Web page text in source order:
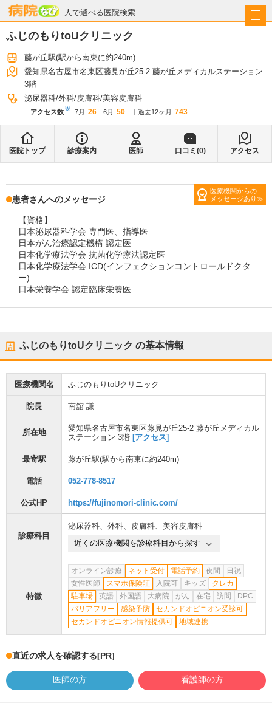
人で選べる医院検索
病院なび
ふじのもりtoUクリニック
藤が丘駅(駅から南東に約240m)
愛知県名古屋市名東区藤見が丘25-2 藤が丘メディカルステーション
3階
泌尿器科 外科 皮膚科 美容皮膚科
アクセス数※ 7月 : 26 6月 : 50 過去12ヶ月: 743
医院トップ 診療案内 医師 口コミ(0) アクセス
医療機関からの
メッセージあり
患者さんへのメッセージ
【資格】
日本泌尿器科学会 専門医、指導医
日本がん治療認定機構 認定医
日本化学療法学会 抗菌化学療法認定医
日本化学療法学会 ICD(インフェクションコントロールドクタ
ー)
日本栄養学会 認定臨床栄養医
ふじのもりtoUクリニック の基本情報
医療機関名 ふじのもりtoUクリニック
院長 南舘 謙
所在地
愛知県名古屋市名東区藤見が丘25-2 藤が丘メディカル
ステーション 3階 [アクセス]
最寄駅 藤が丘駅(駅から南東に約240m)
電話 052-778-8517
公式HP https://fujinomori-clinic.com/
診療科目
泌尿器科、 外科、 皮膚科、 美容皮膚科
近くの医療機関を診療科目から探す
特徴
オンライン診療 ネット受付 電話予約 夜間
日祝
女性医師
スマホ保険証 入院可 キッズ
クレカ
駐車場
英語 外国語 大病院 がん 在宅 訪問
DPC
バリアフリー
感染予防
セカンドオピニオン受診可
セカンドオピニオン情報提供可
地域連携
直近の求人を確認する[PR]
医師の方 看護師の方